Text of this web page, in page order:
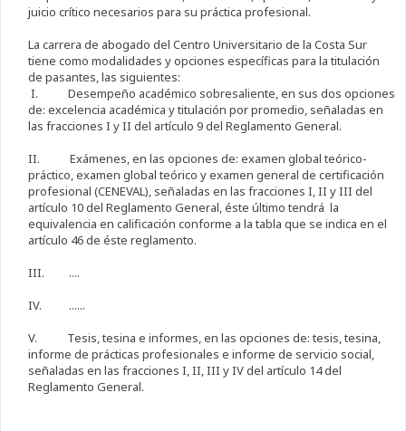
juicio crítico necesarios para su práctica profesional.
La carrera de abogado del Centro Universitario de la Costa Sur
tiene como modalidades y opciones específicas para la titulación
de pasantes, las siguientes:
I. Desempeño académico sobresaliente, en sus dos opciones
de: excelencia académica y titulación por promedio, señaladas en
las fracciones I y II del artículo 9 del Reglamento General.
II. Exámenes, en las opciones de: examen global teórico-
práctico, examen global teórico y examen general de certificación
profesional (CENEVAL), señaladas en las fracciones I, II y III del
artículo 10 del Reglamento General, éste último tendrá la
equivalencia en calificación conforme a la tabla que se indica en el
artículo 46 de éste reglamento.
III. ....
IV. ......
V. Tesis, tesina e informes, en las opciones de: tesis, tesina,
informe de prácticas profesionales e informe de servicio social,
señaladas en las fracciones I, II, III y IV del artículo 14 del
Reglamento General.